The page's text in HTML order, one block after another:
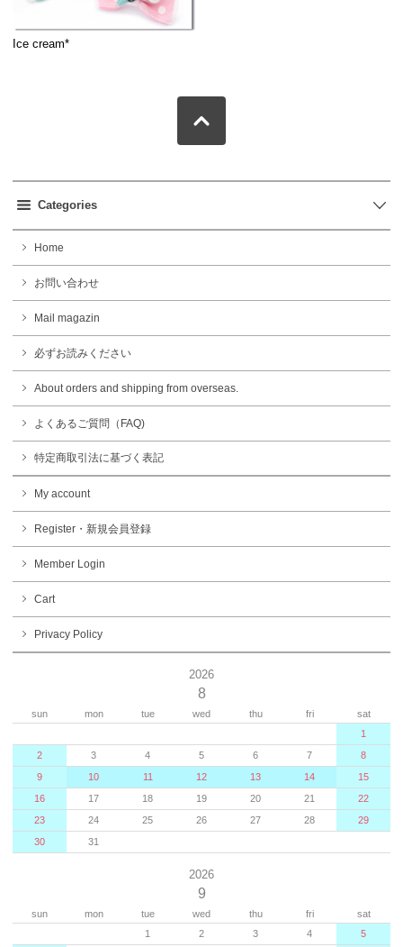
Ice cream*
Categories
Home
お問い合わせ
Mail magazin
必ずお読みください
About orders and shipping from overseas.
よくあるご質問（FAQ)
特定商取引法に基づく表記
My account
Register・新規会員登録
Member Login
Cart
Privacy Policy
2026
8
sun mon tue wed thu fri
sat
1
2
3 4 5 6 7
8
9
10 11 12 13 14
15
16
17 18 19 20 21
22
23
24 25 26 27 28
29
30
31
2026
9
sun mon tue wed thu fri
sat
1
2 3 4 5